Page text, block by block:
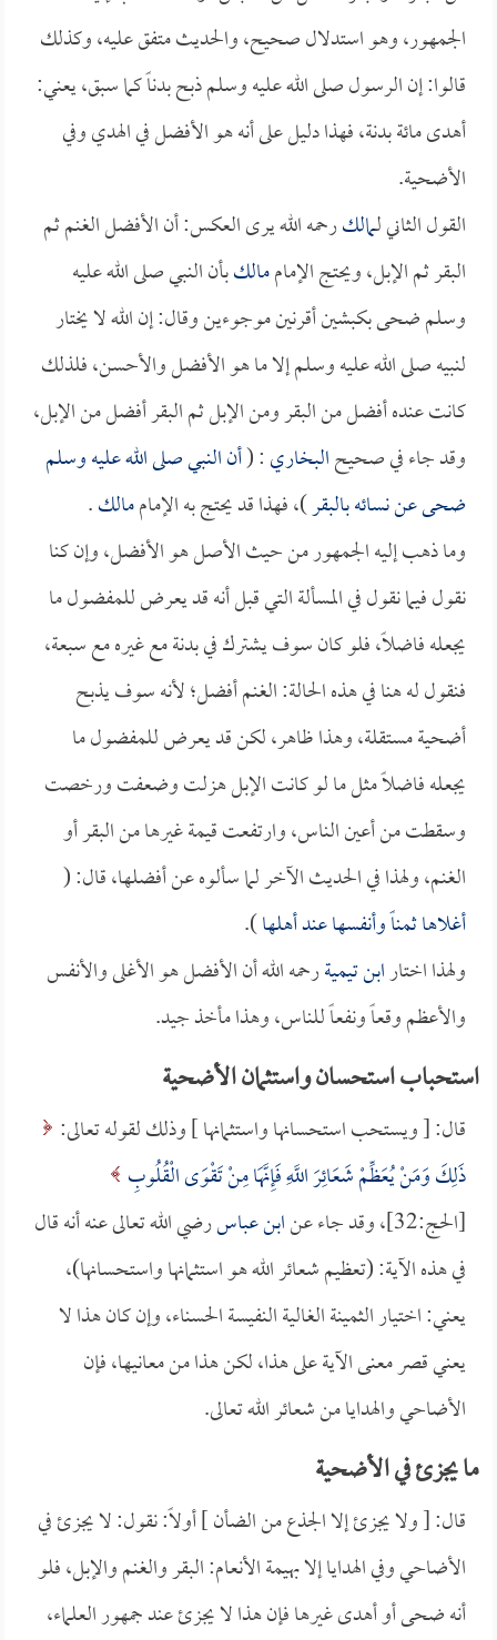
الجمهور، وهو استدلال صحيح، والحديث متفق عليه، وكذلك
قالوا: إن الرسول صلى الله عليه وسلم ذبح بدناً كما سبق، يعني:
أهدى مائة بدنة، فهذا دليل على أنه هو الأفضل في الهدي وفي
الأضحية.
القول الثاني لـمالكرحمه الله يرى العكس: أن الأفضل الغنم ثم
البقر ثم الإبل، ويحتج الإماممالكبأن النبي صلى الله عليه
وسلم ضحى بكبشين أقرنين موجوءين وقال: إن الله لا يختار
لنبيه صلى الله عليه وسلم إلا ما هو الأفضل والأحسن، فلذلك
كانت عنده أفضل من البقر ومن الإبل ثم البقر أفضل من الإبل،
وقد جاء في صحيحالبخاري: (أن النبي صلى الله عليه وسلم
ضحى عن نسائه بالبقر)، فهذا قد يحتج به الإماممالك.
وما ذهب إليه الجمهور من حيث الأصل هو الأفضل، وإن كنا
نقول فيما نقول في المسألة التي قبل أنه قد يعرض للمفضول ما
يجعله فاضلاً، فلو كان سوف يشترك في بدنة مع غيره مع سبعة،
فنقول له هنا في هذه الحالة: الغنم أفضل؛ لأنه سوف يذبح
أضحية مستقلة، وهذا ظاهر، لكن قد يعرض للمفضول ما
يجعله فاضلاً مثل ما لو كانت الإبل هزلت وضعفت ورخصت
وسقطت من أعين الناس، وارتفعت قيمة غيرها من البقر أو
الغنم، ولهذا في الحديث الآخر لما سألوه عن أفضلها، قال: (
أغلاها ثمناً وأنفسها عند أهلها).
ولهذا اختارابن تيميةرحمه الله أن الأفضل هو الأغلى والأنفس
والأعظم وقعاً ونفعاً للناس، وهذا مأخذ جيد.
استحباب استحسان واستثمان الأضحية
قال: [ ويستحب استحسانها واستثمانها ] وذلك لقوله تعالى:
ذَلِكَ وَمَنْ يُعَظِّمْ شَعَائِرَ اللَّهِ فَإِنَّهَا مِنْ تَقْوَى الْقُلُوبِ
[الحج:32]، وقد جاء عن
ابن عباسرضي الله تعالى عنه أنه قال
في هذه الآية: (تعظيم شعائر الله هو استثمانها واستحسانها)،
يعني: اختيار الثمينة الغالية النفيسة الحسناء، وإن كان هذا لا
يعني قصر معنى الآية على هذا، لكن هذا من معانيها، فإن
الأضاحي والهدايا من شعائر الله تعالى.
ما يجزئ في الأضحية
قال: [ ولا يجزئ إلا الجذع من الضأن ] أولاً: نقول: لا يجزئ في
الأضاحي وفي الهدايا إلا بهيمة الأنعام: البقر والغنم والإبل، فلو
أنه ضحى أو أهدى غيرها فإن هذا لا يجزئ عند جمهور العلماء،